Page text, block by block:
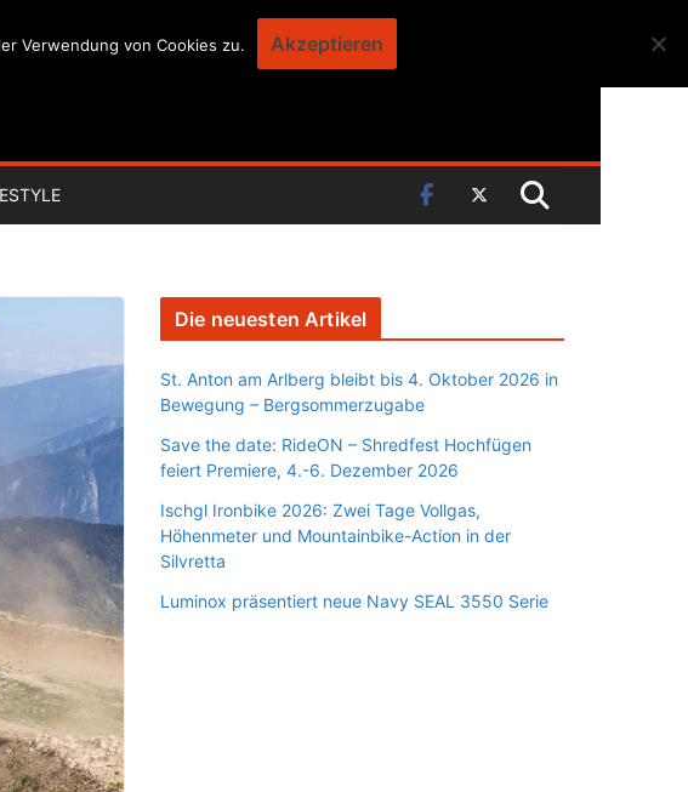
Die neuesten Artikel
St. Anton am Arlberg bleibt bis 4. Oktober 2026 in
Bewegung – Bergsommerzugabe
Save the date: RideON – Shredfest Hochfügen
feiert Premiere, 4.-6. Dezember 2026
Ischgl Ironbike 2026: Zwei Tage Vollgas,
Höhenmeter und Mountainbike-Action in der
Silvretta
Luminox präsentiert neue Navy SEAL 3550 Serie
Verwendung von Cookies zu. Akzeptieren